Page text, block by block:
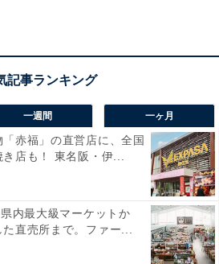
一週間 一ヶ月
「赤福」の直営店に、全国
店も！ 東名阪・伊...
内最大級マーケットか
直売所まで。ファー...